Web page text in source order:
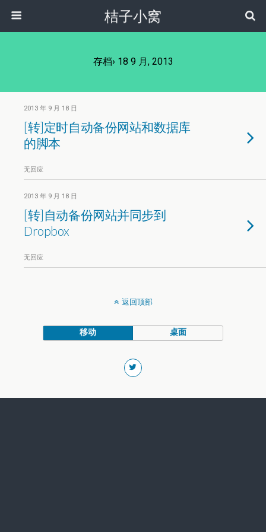
桔子小窝
存档› 18 9 月, 2013
2013 年 9 月 18 日
[转]定时自动备份网站和数据库
的脚本
无回应
2013 年 9 月 18 日
[转]自动备份网站并同步到
Dropbox
无回应
返回顶部
移动 桌面